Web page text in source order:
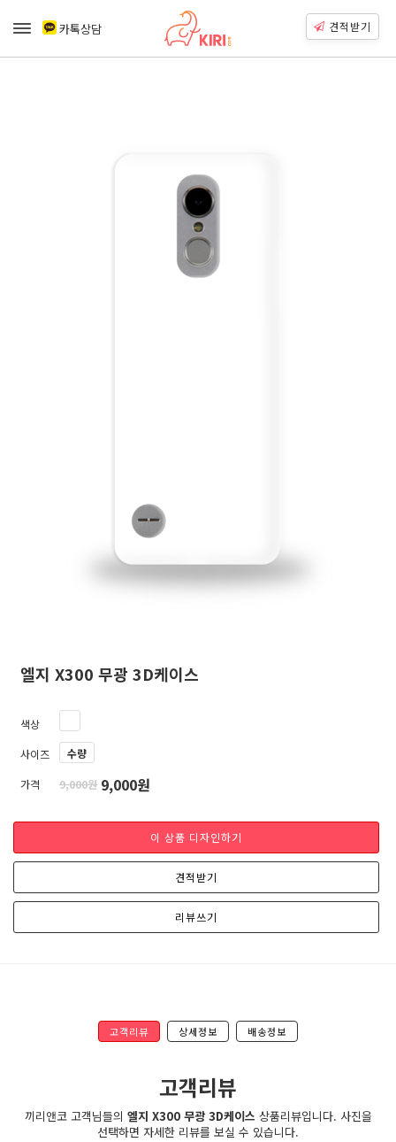
카톡상담 견적받기
엘지 X300 무광 3D케이스
색상
사이즈
수량
가격 9,000원 9,000원
이 상품 디자인하기
견적받기
리뷰쓰기
고객리뷰 상세정보 배송정보
고객리뷰
끼리앤코 고객님들의 엘지 X300 무광 3D케이스 상품리뷰입니다. 사진을
선택하면 자세한 리뷰를 보실 수 있습니다.